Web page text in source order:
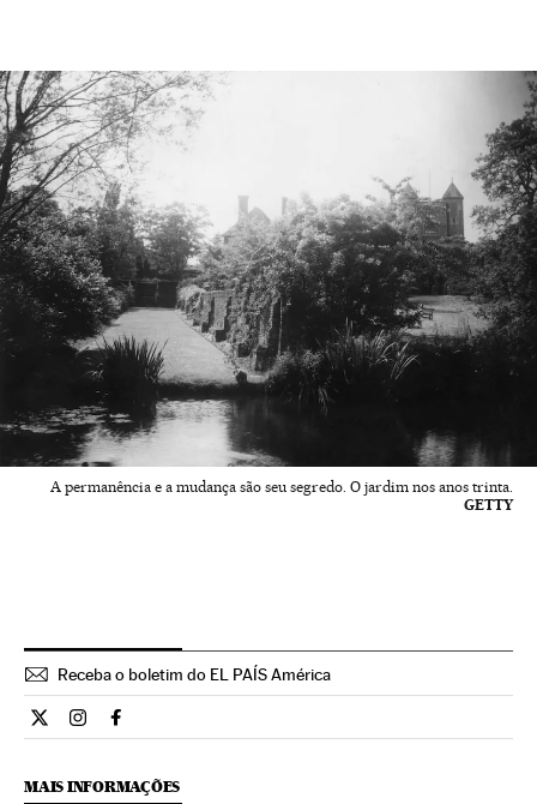
A permanência e a mudança são seu segredo. O jardim nos anos trinta.
GETTY
Receba o boletim do EL PAÍS América
Cultura El País Brasil en Twitter
Cultura El País Brasil en Instagram
Cultura El País Brasil en Facebook
MAIS INFORMAÇÕES